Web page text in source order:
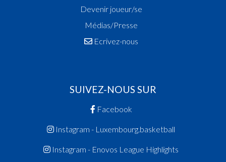
Devenir joueur/se
Médias/Presse
Ecrivez-nous
SUIVEZ-NOUS SUR
Facebook
Instagram - Luxembourg.basketball
Instagram - Enovos League Highlights